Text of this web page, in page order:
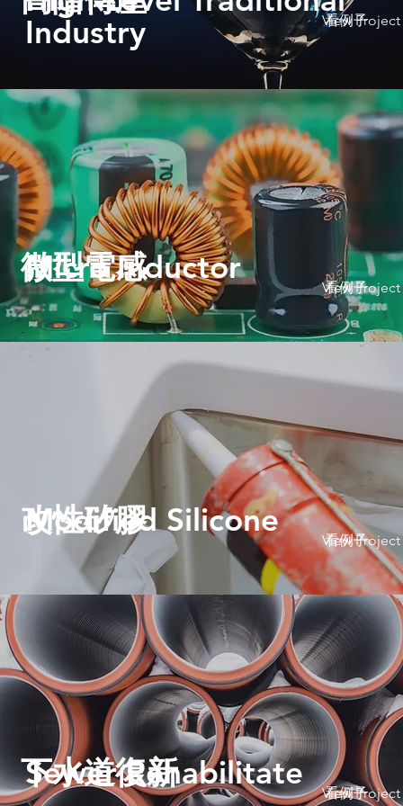
Industry
看例子
View Project
微型電感
Micro Inductor
看例子
View Project
改性矽膠
Modified Silicone
看例子
View Project
下水道復新
Sewer Rehabilitate
看例子
View Project